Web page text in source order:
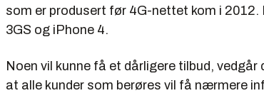
som er produsert før 4G-nettet kom i
3GS og iPhone 4.
Noen vil kunne få et dårligere tilbud,
at alle kunder som berøres vil få nærmere